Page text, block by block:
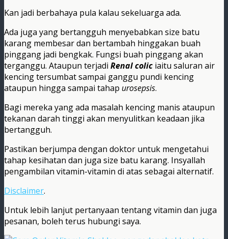
Kan jadi berbahaya pula kalau sekeluarga ada.
Ada juga yang bertangguh menyebabkan size batu
karang membesar dan bertambah hinggakan buah
pinggang jadi bengkak. Fungsi buah pinggang akan
terganggu. Ataupun terjadi Renal colic iaitu saluran air
kencing tersumbat sampai ganggu pundi kencing
ataupun hingga sampai tahap urosepsis.
Bagi mereka yang ada masalah kencing manis ataupun
tekanan darah tinggi akan menyulitkan keadaan jika
bertangguh.
Pastikan berjumpa dengan doktor untuk mengetahui
tahap kesihatan dan juga size batu karang. Insyallah
pengambilan vitamin-vitamin di atas sebagai alternatif.
Disclaimer.
Untuk lebih lanjut pertanyaan tentang vitamin dan juga
pesanan, boleh terus hubungi saya.